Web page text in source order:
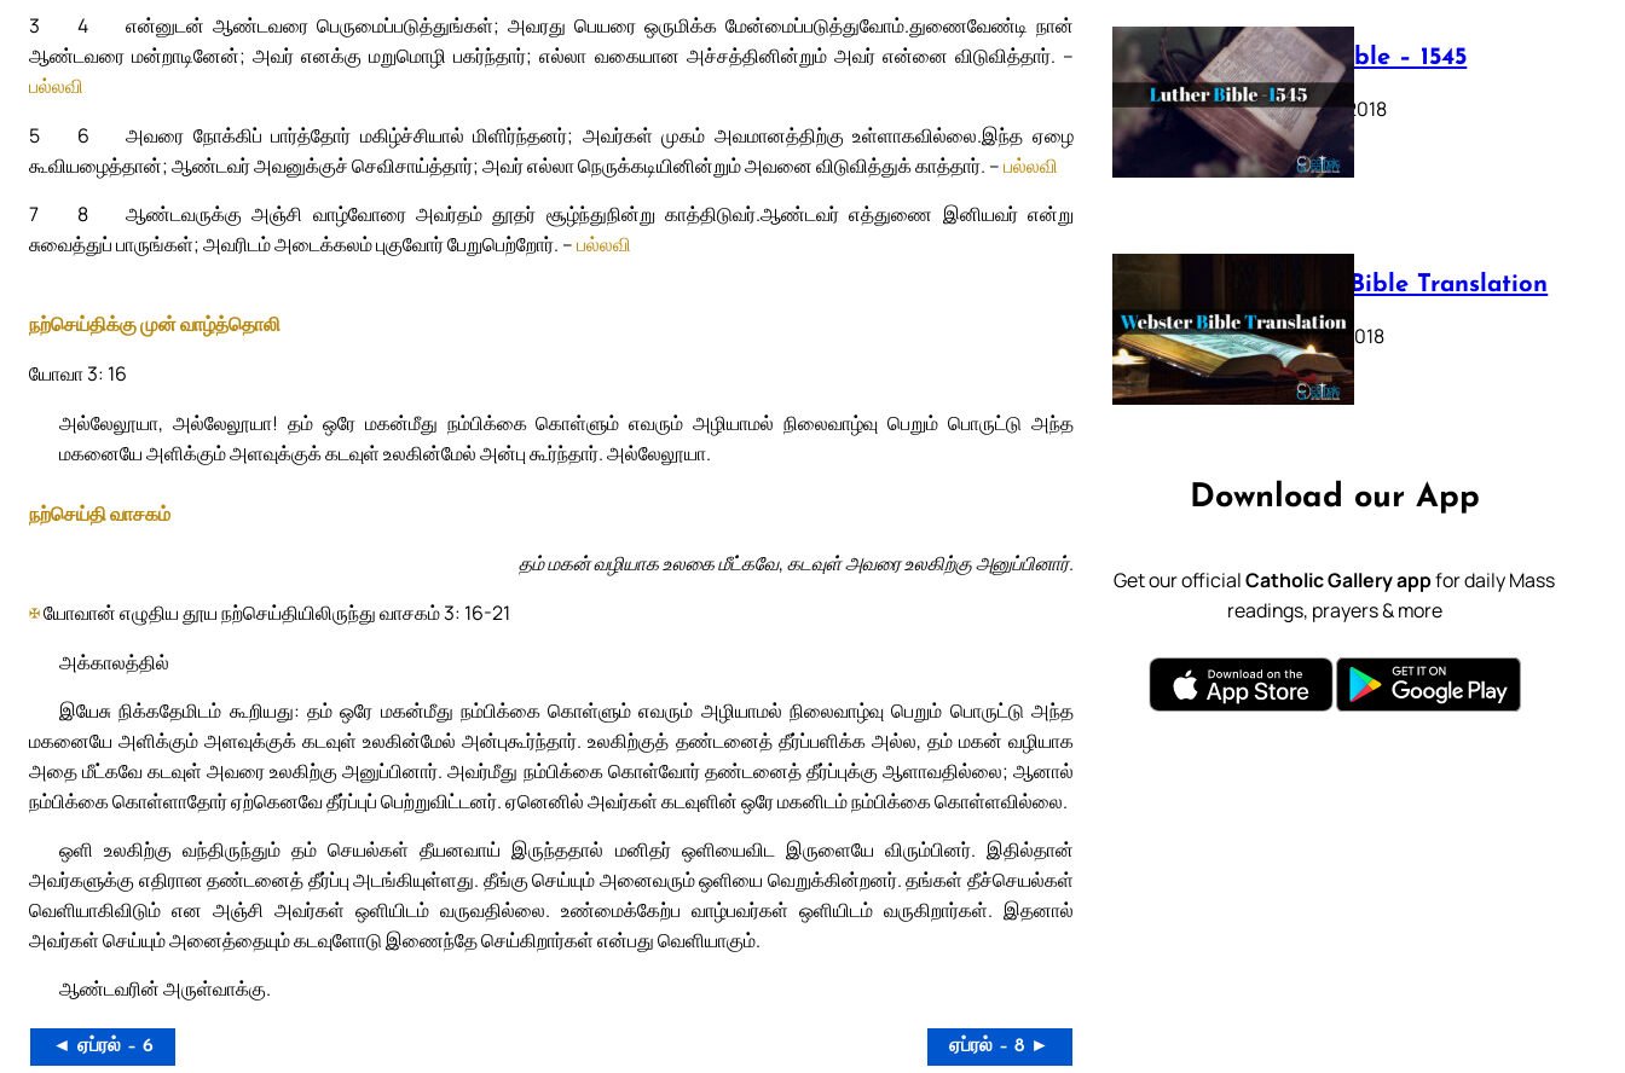
3
என்னுடன் ஆண்டவரை பெருமைப்படுத்துங்கள்; அவரது பெயரை ஒருமிக்க மேன்மைப்படுத்துவோம்.
4
துணைவேண்டி நான்
ஆண்டவரை மன்றாடினேன்; அவர் எனக்கு மறுமொழி பகர்ந்தார்; எல்லா வகையான அச்சத்தினின்றும் அவர் என்னை விடுவித்தார். –
பல்லவி
5
அவரை நோக்கிப் பார்த்தோர் மகிழ்ச்சியால் மிளிர்ந்தனர்; அவர்கள் முகம் அவமானத்திற்கு உள்ளாகவில்லை.
6
இந்த ஏழை
கூவியழைத்தான்; ஆண்டவர் அவனுக்குச் செவிசாய்த்தார்; அவர் எல்லா நெருக்கடியினின்றும் அவனை விடுவித்துக் காத்தார். –பல்லவி
7
ஆண்டவருக்கு அஞ்சி வாழ்வோரை அவர்தம் தூதர் சூழ்ந்துநின்று காத்திடுவர்.
8
ஆண்டவர் எத்துணை இனியவர் என்று
சுவைத்துப் பாருங்கள்; அவரிடம் அடைக்கலம் புகுவோர் பேறுபெற்றோர். –பல்லவி
நற்செய்திக்கு முன் வாழ்த்தொலி
யோவா 3: 16
அல்லேலூயா, அல்லேலூயா! தம் ஒரே மகன்மீது நம்பிக்கை கொள்ளும் எவரும் அழியாமல் நிலைவாழ்வு பெறும் பொருட்டு அந்த
மகனையே அளிக்கும் அளவுக்குக் கடவுள் உலகின்மேல் அன்பு கூர்ந்தார். அல்லேலூயா.
நற்செய்தி வாசகம்
தம் மகன் வழியாக உலகை மீட்கவே, கடவுள் அவரை உலகிற்கு அனுப்பினார்.
✠யோவான் எழுதிய தூய நற்செய்தியிலிருந்து வாசகம் 3: 16-21
அக்காலத்தில்
இயேசு நிக்கதேமிடம் கூறியது: தம் ஒரே மகன்மீது நம்பிக்கை கொள்ளும் எவரும் அழியாமல் நிலைவாழ்வு பெறும் பொருட்டு அந்த
மகனையே அளிக்கும் அளவுக்குக் கடவுள் உலகின்மேல் அன்புகூர்ந்தார். உலகிற்குத் தண்டனைத் தீர்ப்பளிக்க அல்ல, தம் மகன் வழியாக
அதை மீட்கவே கடவுள் அவரை உலகிற்கு அனுப்பினார். அவர்மீது நம்பிக்கை கொள்வோர் தண்டனைத் தீர்ப்புக்கு ஆளாவதில்லை; ஆனால்
நம்பிக்கை கொள்ளாதோர் ஏற்கெனவே தீர்ப்புப் பெற்றுவிட்டனர். ஏனெனில் அவர்கள் கடவுளின் ஒரே மகனிடம் நம்பிக்கை கொள்ளவில்லை.
ஒளி உலகிற்கு வந்திருந்தும் தம் செயல்கள் தீயனவாய் இருந்ததால் மனிதர் ஒளியைவிட இருளையே விரும்பினர். இதில்தான்
அவர்களுக்கு எதிரான தண்டனைத் தீர்ப்பு அடங்கியுள்ளது. தீங்கு செய்யும் அனைவரும் ஒளியை வெறுக்கின்றனர். தங்கள் தீச்செயல்கள்
வெளியாகிவிடும் என அஞ்சி அவர்கள் ஒளியிடம் வருவதில்லை. உண்மைக்கேற்ப வாழ்பவர்கள் ஒளியிடம் வருகிறார்கள். இதனால்
அவர்கள் செய்யும் அனைத்தையும் கடவுளோடு இணைந்தே செய்கிறார்கள் என்பது வெளியாகும்.
ஆண்டவரின் அருள்வாக்கு.
◄ ஏப்ரல் – 6 ஏப்ரல் – 8 ►
Luther Bible – 1545
October 17, 2018
Webster Bible Translation
October 11, 2018
Download our App
Get our officialCatholic Gallery appfor daily Mass
readings, prayers & more